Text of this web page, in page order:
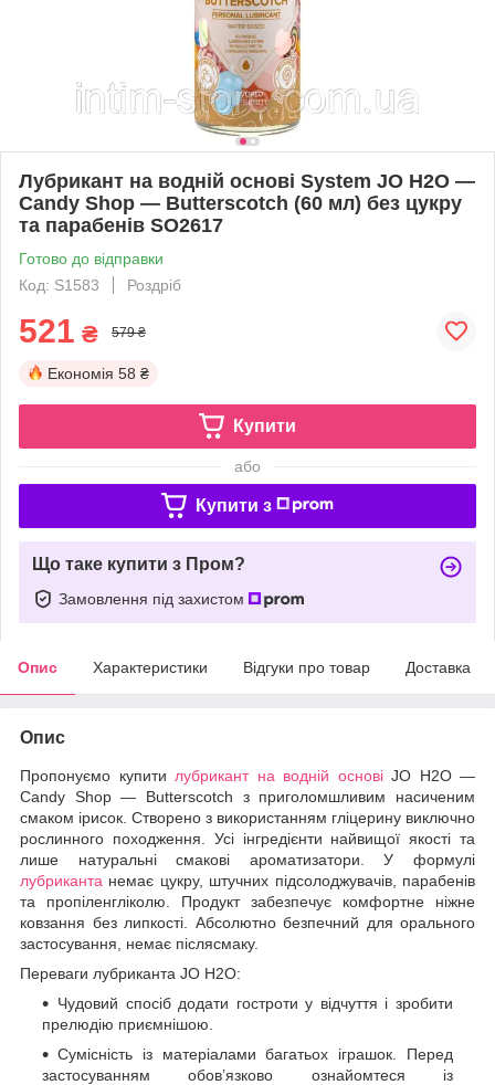
Лубрикант на водній основі System JO H2O —
Candy Shop — Butterscotch (60 мл) без цукру
та парабенів SO2617
Готово до відправки
Код: S1583
Роздріб
521 ₴ 579 ₴
Економія 58 ₴
Купити
або
Купити з
Що таке купити з Пром?
Замовлення під захистом
Опис Характеристики Відгуки про товар Доставка
Опис
Пропонуємо купити лубрикант на водній основіJO H2O —
Candy Shop — Butterscotch з приголомшливим насиченим
смаком ірисок. Створено з використанням гліцерину виключно
рослинного походження. Усі інгредієнти найвищої якості та
лише натуральні смакові ароматизатори. У формулі
лубриканта немає цукру, штучних підсолоджувачів, парабенів
та пропіленгліколю. Продукт забезпечує комфортне ніжне
ковзання без липкості. Абсолютно безпечний для орального
застосування, немає післясмаку.
Переваги лубриканта JO H2O:
Чудовий спосіб додати гостроти у відчуття і зробити
прелюдію приємнішою.
Сумісність із матеріалами багатьох іграшок. Перед
застосуванням обов’язково ознайомтеся із